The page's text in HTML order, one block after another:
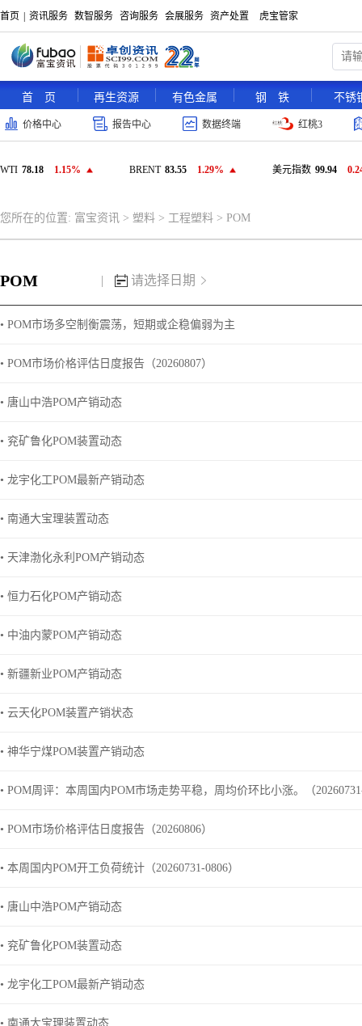
首页 资讯服务 数智服务 咨询服务 会展服务 资产处置 虎宝管家
首 页 再生资源 有色金属 钢 铁 不锈
价格中心 报告中心 数据终端 红桃3
WTI 78.18 1.15% BRENT 83.55 1.29% 美元指数 99.94
您所在的位置: 富宝资讯 > 塑料 > 工程塑料 > POM
POM | 请选择日期
• POM市场多空制衡震荡，短期或企稳偏弱为主
• POM市场价格评估日度报告（20260807）
• 唐山中浩POM产销动态
• 兖矿鲁化POM装置动态
• 龙宇化工POM最新产销动态
• 南通大宝理装置动态
• 天津渤化永利POM产销动态
• 恒力石化POM产销动态
• 中油内蒙POM产销动态
• 新疆新业POM产销动态
• 云天化POM装置产销状态
• 神华宁煤POM装置产销动态
• POM周评：本周国内POM市场走势平稳，周均价环比小涨。（
• POM市场价格评估日度报告（20260806）
• 本周国内POM开工负荷统计（20260731-0806）
• 唐山中浩POM产销动态
• 兖矿鲁化POM装置动态
• 龙宇化工POM最新产销动态
• 南通大宝理装置动态